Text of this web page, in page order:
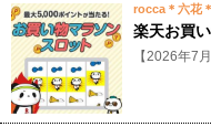
rocca＊六花＊
楽天お買
【2026年7